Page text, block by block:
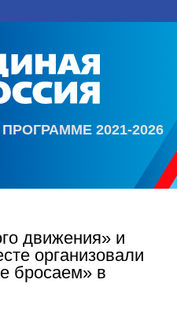
2021-2026
движения» и
организовали
бросаем» в